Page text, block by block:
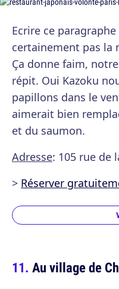
Ecrire ce
certainement pas la
Ça donne faim,
répit. Oui Kazoku
papillons dans le
aimerait bien
et du saumon.
Adresse: 105 rue de
> Réserver
Au village de